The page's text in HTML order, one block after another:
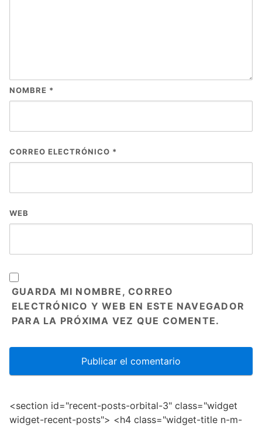
NOMBRE *
CORREO ELECTRÓNICO *
WEB
GUARDA MI NOMBRE, CORREO
ELECTRÓNICO Y WEB EN ESTE NAVEGADOR
PARA LA PRÓXIMA VEZ QUE COMENTE.
<section id="recent-posts-orbital-3" class="widget
widget-recent-posts"> <h4 class="widget-title n-m-